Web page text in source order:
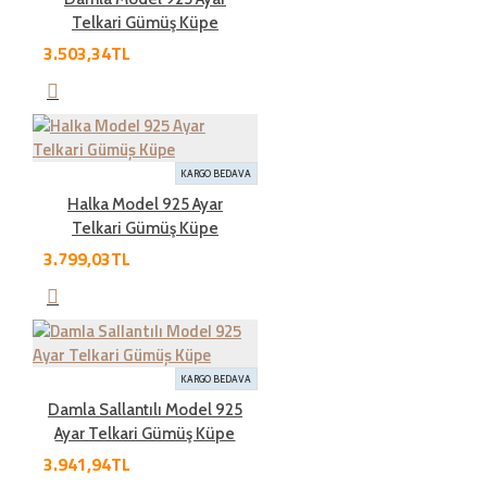
süre içinde geçerli bir neden belirterek iade
edebilirsiniz.Kargo bedeli bize aittir. Sebebsiz iadelerde
kargo müşteriye aittir
İade şartları nelerdir?
İade etmek üzere gönderdiğiniz ürünlerde tam olması
gereken öğeleri aşağıda bulabilirsiniz. Bunlardan herhangi
birinin eksik olması durumunda ürün iadesi kabul
edilmemektedir.
• 7 günlük süre içerisinde iade edilecek ürünlerin kutusu,
ambalajı, varsa standart aksesuarları ile birlikte eksiksiz
ve hasarsız olarak teslim edilmesi gerekmektedir.
Telkari Gümüş Küpe
3.503,34TL
KARGO BEDAVA
Halka Model 925 Ayar
Telkari Gümüş Küpe
3.799,03TL
KARGO BEDAVA
Damla Sallantılı Model 925
Ayar Telkari Gümüş Küpe
3.941,94TL